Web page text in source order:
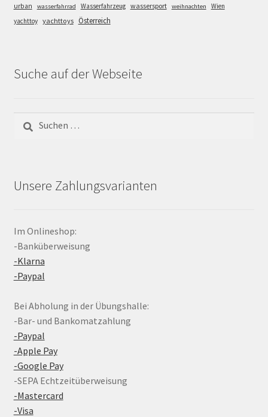
urban wasserfahrrad Wasserfahrzeug wassersport weihnachten
Wien
yachttoy yachttoys Österreich
Suche auf der Webseite
nach:
Unsere Zahlungsvarianten
Im Onlineshop:
-Banküberweisung
-Klarna
-Paypal
Bei Abholung in der Übungshalle:
-Bar- und Bankomatzahlung
-Paypal
-Apple Pay
-Google Pay
-SEPA Echtzeitüberweisung
-Mastercard
-Visa